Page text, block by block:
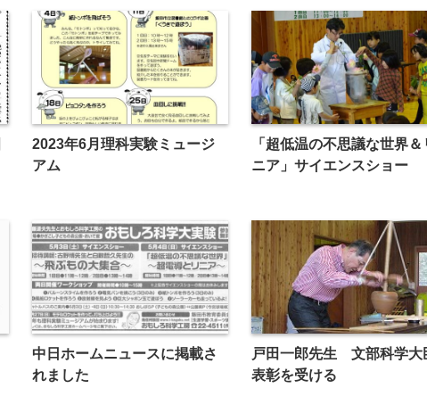
2023年6月理科実験ミュージ
アム
「超低温の不思議な世界＆
ニア」サイエンスショー
中日ホームニュースに掲載さ
れました
戸田一郎先生 文部科学大
表彰を受ける